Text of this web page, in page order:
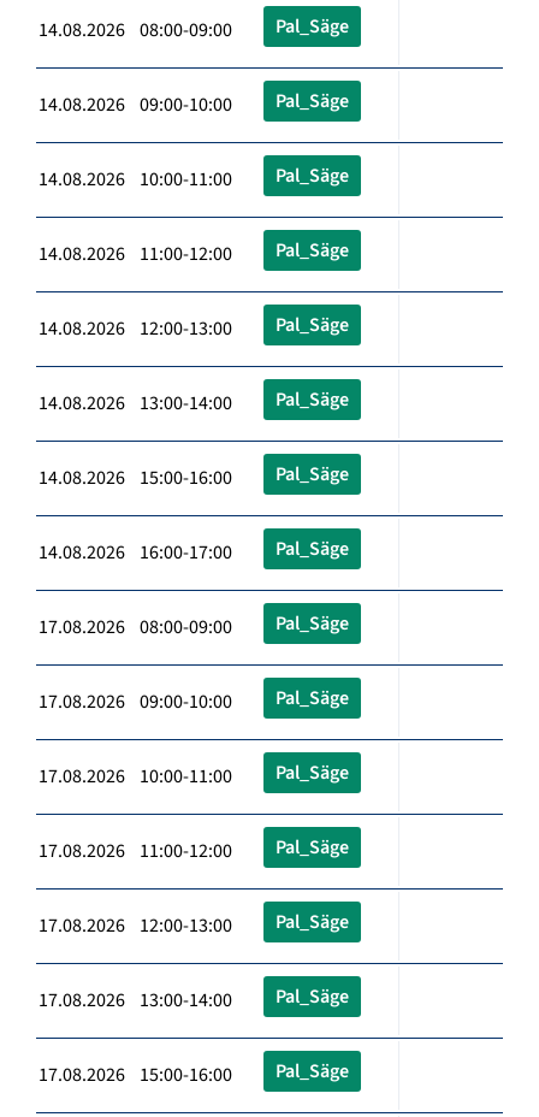
14.08.2026 08:00-09:00 Pal_Säge
14.08.2026 09:00-10:00 Pal_Säge
14.08.2026 10:00-11:00 Pal_Säge
14.08.2026 11:00-12:00 Pal_Säge
14.08.2026 12:00-13:00 Pal_Säge
14.08.2026 13:00-14:00 Pal_Säge
14.08.2026 15:00-16:00 Pal_Säge
14.08.2026 16:00-17:00 Pal_Säge
17.08.2026 08:00-09:00 Pal_Säge
17.08.2026 09:00-10:00 Pal_Säge
17.08.2026 10:00-11:00 Pal_Säge
17.08.2026 11:00-12:00 Pal_Säge
17.08.2026 12:00-13:00 Pal_Säge
17.08.2026 13:00-14:00 Pal_Säge
17.08.2026 15:00-16:00 Pal_Säge